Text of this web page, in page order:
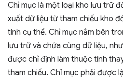
Chỉ mục là một loại kho lưu trữ
xuất dữ liệu từ tham chiếu kho
tính cụ thể. Chỉ mục nằm bên
lưu trữ và chứa cùng dữ liệu,
được chỉ định làm thuộc tính
tham chiếu. Chỉ mục phải được